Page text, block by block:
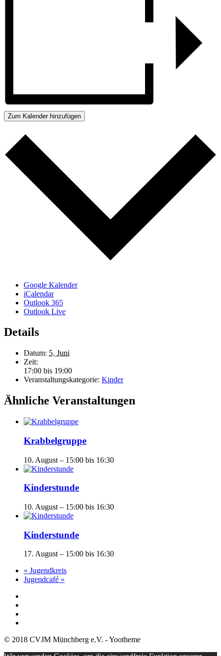
Zum Kalender hinzufügen
Google Kalender
iCalendar
Outlook 365
Outlook Live
Details
Datum: 5. Juni
Zeit:
17:00 bis 19:00
Veranstaltungskategorie: Kinder
Ähnliche Veranstaltungen
Krabbelgruppe
10. August – 15:00 bis 16:30
Kinderstunde
10. August – 15:00 bis 16:30
Kinderstunde
17. August – 15:00 bis 16:30
« Jugendkreis
Jugendcafé »
© 2018 CVJM Münchberg e.V. - Yootheme